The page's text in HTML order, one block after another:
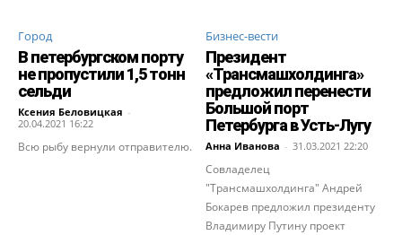
Город
В петербургском порту
не пропустили 1,5 тонн
сельди
Ксения Беловицкая -
20.04.2021 16:22
Всю рыбу вернули отправителю.
Бизнес-вести
Президент
«Трансмашхолдинга»
предложил перенести
Большой порт
Петербурга в Усть-Лугу
Анна Иванова - 31.03.2021 22:20
Совладелец
"Трансмашхолдинга" Андрей
Бокарев предложил президенту
Владимиру Путину проект